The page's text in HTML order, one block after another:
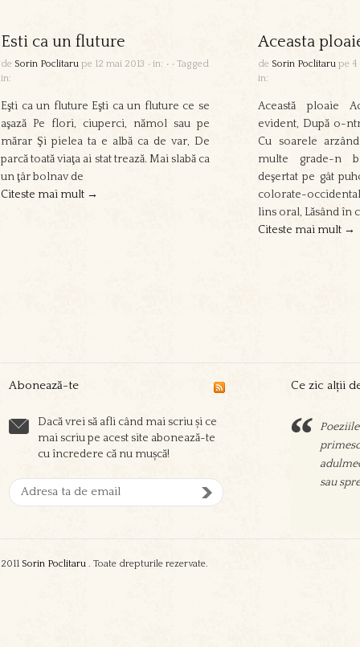
Esti ca un fluture
de Sorin Poclitaru pe 12 mai 2013 • in: • • Tagged
in:
Eşti ca un fluture Eşti ca un fluture ce se
aşază Pe flori, ciuperci, nămol sau pe
mărar Şi pielea ta e albă ca de var, De
parcă toată viaţa ai stat trează. Mai slabă ca
un ţâr bolnav de
Citeste mai mult →
Aceasta
de Sorin Poclitaru pe 4
in:
Această ploaie
evident, După o-
Cu soarele
multe grade-n
deşertat pe gât
colorate-
lins oral, Lăsând în
Citeste mai mult →
Abonează-te
Dacă vrei să afli când mai scriu și ce
mai scriu pe acest site abonează-te
cu încredere că nu mușcă!
Ce zic alții
sau
Sorin
aşeza
2011 Sorin Poclitaru . Toate drepturile rezervate.